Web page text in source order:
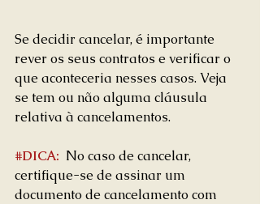
Se decidir cancelar, é importante
rever os seus contratos e verificar o
que aconteceria nesses casos. Veja
se tem ou não alguma cláusula
relativa à cancelamentos.
#DICA:
  No caso de cancelar,
certifique-se de assinar um
documento de cancelamento com